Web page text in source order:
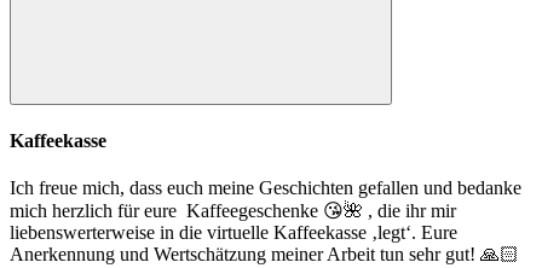
Suchen
Kaffeekasse
Ich freue mich, dass euch meine Geschichten gefallen und bedanke
mich herzlich für eure Kaffeegeschenke 😘🌺 , die ihr mir
liebenswerterweise in die virtuelle Kaffeekasse ‚legt‘. Eure
Anerkennung und Wertschätzung meiner Arbeit tun sehr gut! 🙏🏻